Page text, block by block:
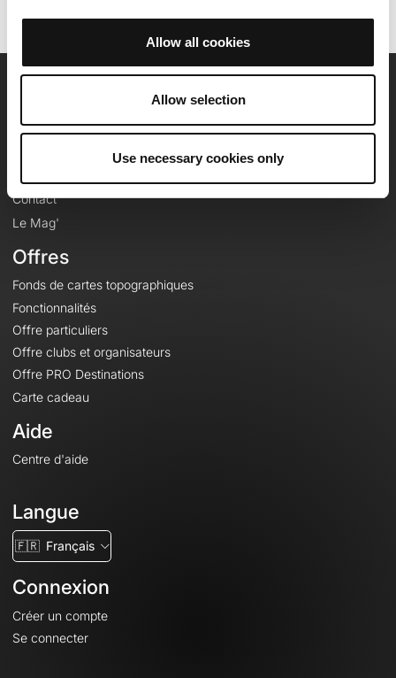
Allow all cookies
Allow selection
Use necessary cookies only
Equipe
Contact
Le Mag'
Offres
Fonds de cartes topographiques
Fonctionnalités
Offre particuliers
Offre clubs et organisateurs
Offre PRO Destinations
Carte cadeau
Aide
Centre d'aide
Langue
🇫🇷 Français
Connexion
Créer un compte
Se connecter